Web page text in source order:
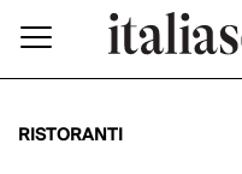
RISTORANTI